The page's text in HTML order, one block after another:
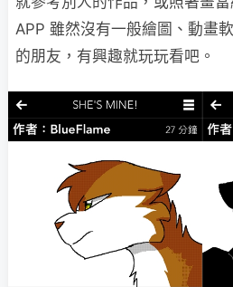
APP 雖然沒有一般繪圖、動畫
的朋友，有興趣就玩玩看吧。